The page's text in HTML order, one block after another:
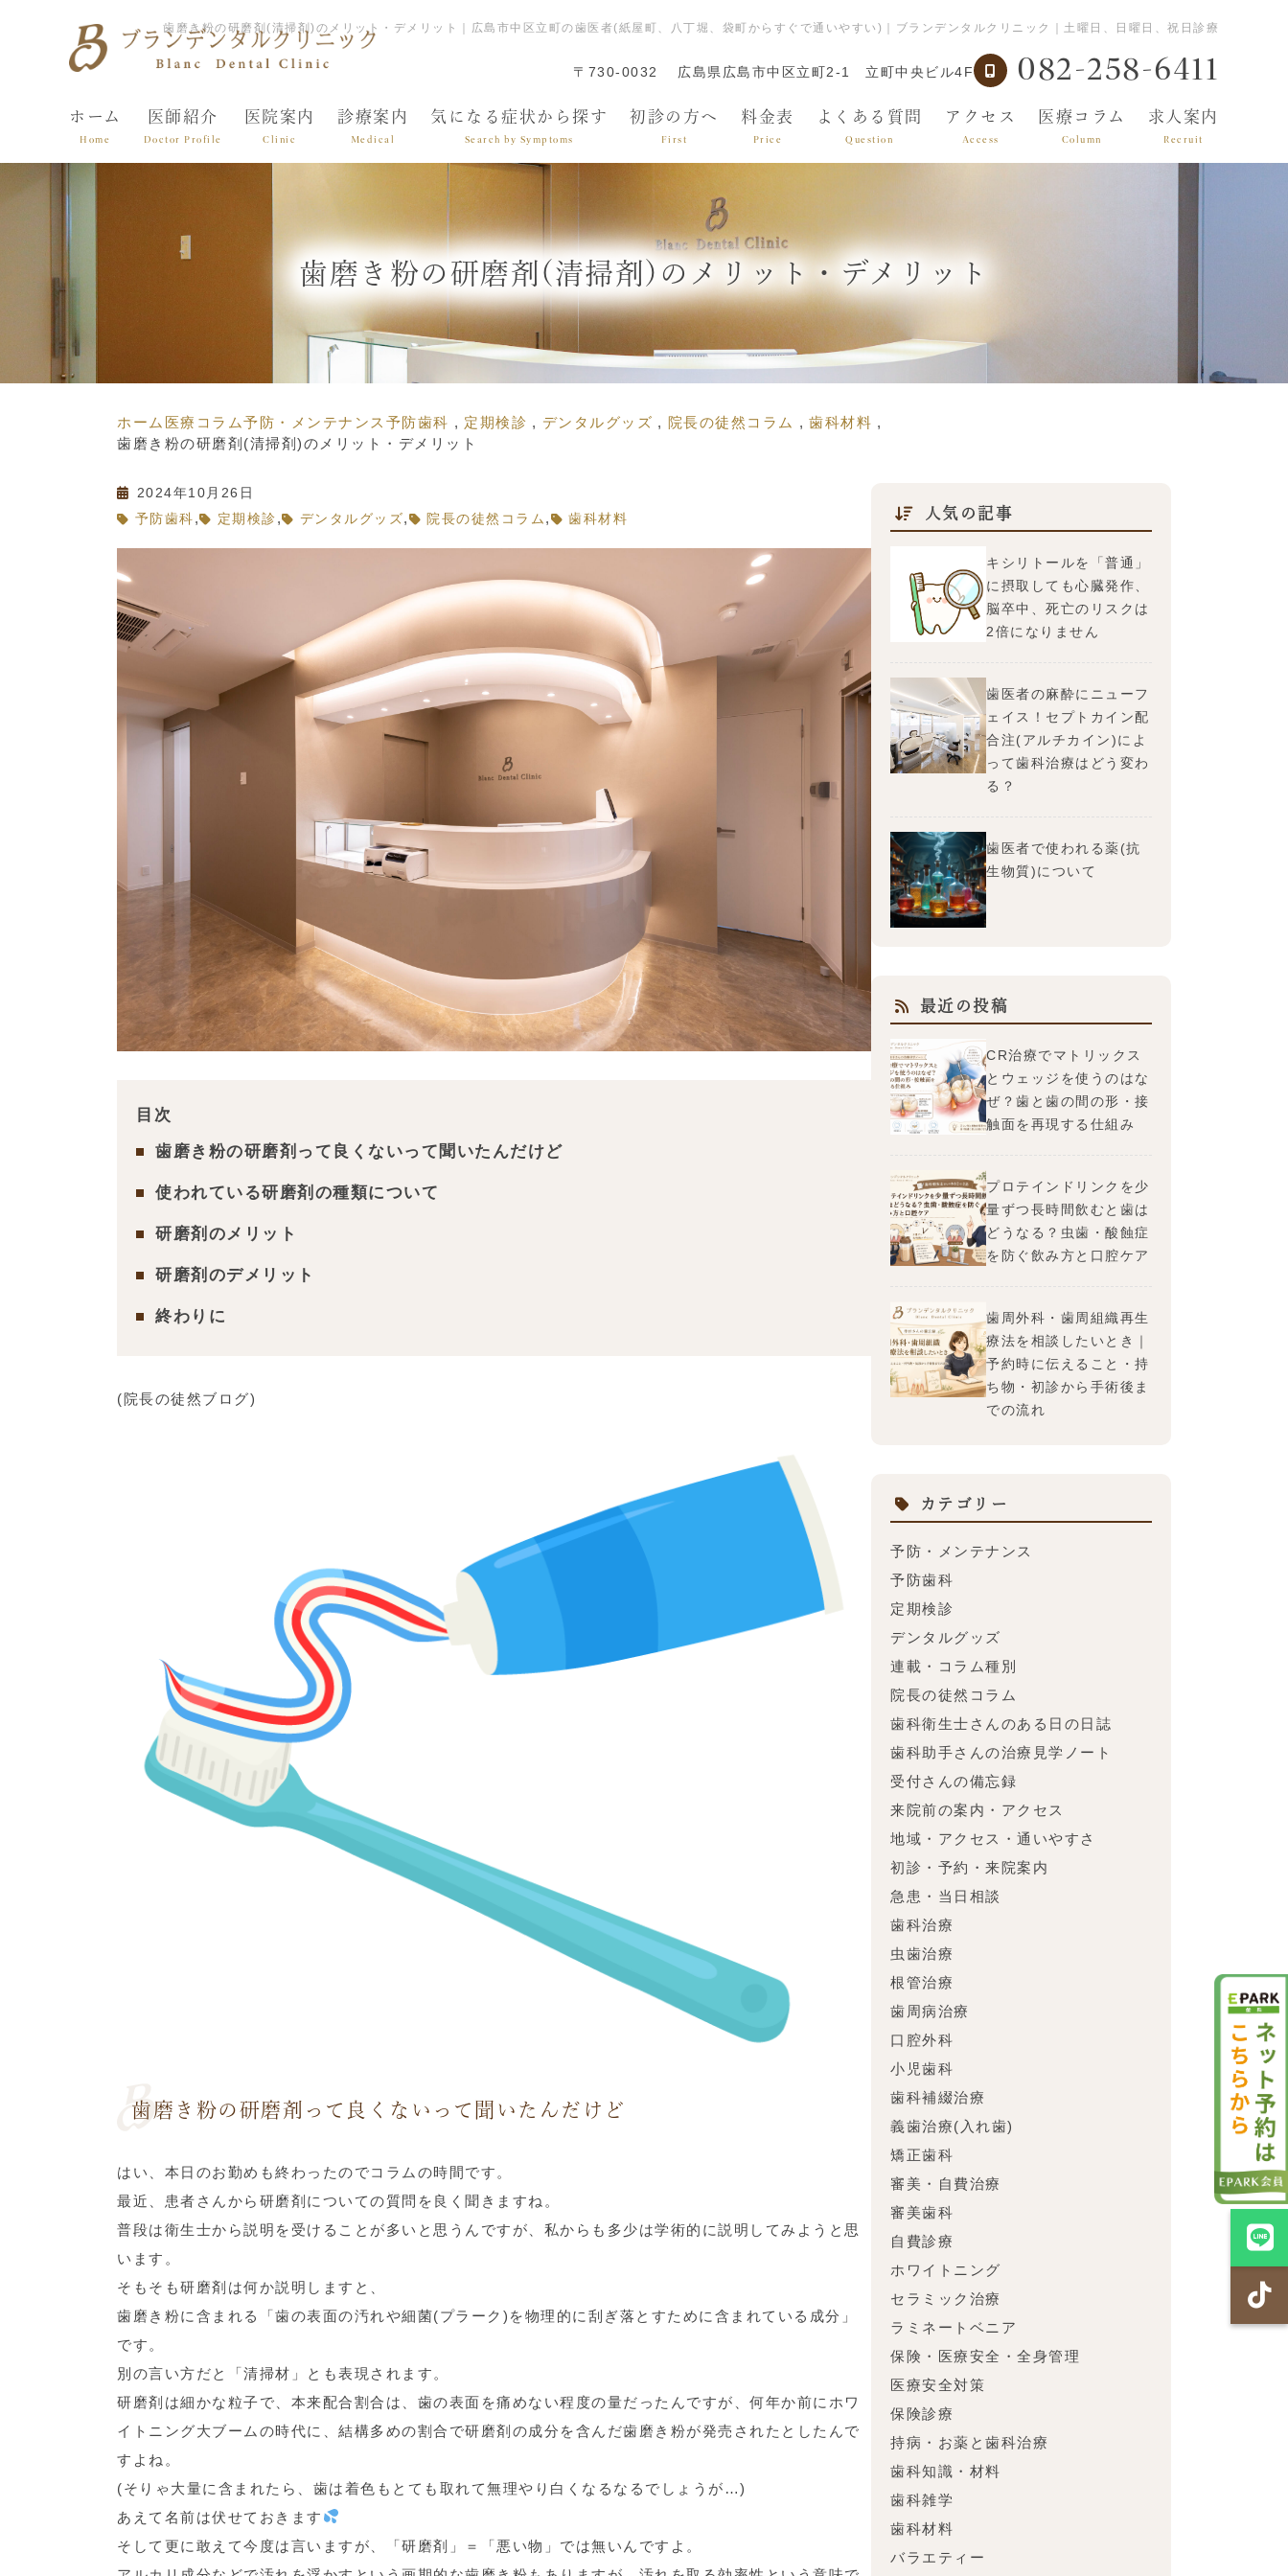
歯磨き粉の研磨剤(清掃剤)のメリット・デメリット｜広島市中区立町の歯医者(紙屋町、八丁堀、袋町からすぐで通いやすい)｜ブランデンタルクリニック｜土曜日、日曜日、祝日診療
〒730-0032 広島県広島市中区立町2-1 立町中央ビル4F 082-258-6411
ホーム
Home
医師紹介
Doctor Profile
医院案内
Clinic
診療案内
Medical
気になる症状から探す
Search by Symptoms
初診の方へ
First
料金表
Price
よくある質問
Question
アクセス
Access
医療コラム
Column
求人案内
Recruit
歯磨き粉の研磨剤(清掃剤)のメリット・デメリット
ホーム 医療コラム予防・メンテナンス 予防歯科 定期検診 デンタルグッズ 院長の徒然コラム
歯科材料
歯磨き粉の研磨剤(清掃剤)のメリット・デメリット
2024年10月26日
予防歯科 , 定期検診 , デンタルグッズ, 院長の徒然コラム , 歯科材料
目次
歯磨き粉の研磨剤って良くないって聞いたんだけど
使われている研磨剤の種類について
研磨剤のメリット
研磨剤のデメリット
終わりに
(院長の徒然ブログ)
歯磨き粉の研磨剤って良くないって聞いたんだけど
はい、本日のお勤めも終わったのでコラムの時間です。
最近、患者さんから研磨剤についての質問を良く聞きますね。
普段は衛生士から説明を受けることが多いと思うんですが、私からも多少は学術的に説明してみようと思
います。
そもそも研磨剤は何か説明しますと、
歯磨き粉に含まれる「歯の表面の汚れや細菌(プラーク)を物理的に刮ぎ落とすために含まれている成分」
です。
別の言い方だと「清掃材」とも表現されます。
研磨剤は細かな粒子で、本来配合割合は、歯の表面を痛めない程度の量だったんですが、何年か前にホワ
イトニング大ブームの時代に、結構多めの割合で研磨剤の成分を含んだ歯磨き粉が発売されたとしたんで
すよね。
(そりゃ大量に含まれたら、歯は着色もとても取れて無理やり白くなるなるでしょうが…)
あえて名前は伏せておきます
そして更に敢えて今度は言いますが、「研磨剤」＝「悪い物」では無いんですよ。
人気の記事
キシリトールを「普通」
に摂取しても心臓発作、
脳卒中、死亡のリスクは
2倍になりません
歯医者の麻酔にニューフ
ェイス！セプトカイン配
合注(アルチカイン)によ
って歯科治療はどう変わ
る？
歯医者で使われる薬(抗
生物質)について
最近の投稿
CR治療でマトリックス
とウェッジを使うのはな
ぜ？歯と歯の間の形・接
触面を再現する仕組み
プロテインドリンクを少
量ずつ長時間飲むと歯は
どうなる？虫歯・酸蝕症
を防ぐ飲み方と口腔ケア
歯周外科・歯周組織再生
療法を相談したいとき｜
予約時に伝えること・持
ち物・初診から手術後ま
での流れ
カテゴリー
予防・メンテナンス
予防歯科
定期検診
デンタルグッズ
連載・コラム種別
院長の徒然コラム
歯科衛生士さんのある日の日誌
歯科助手さんの治療見学ノート
受付さんの備忘録
来院前の案内・アクセス
地域・アクセス・通いやすさ
初診・予約・来院案内
急患・当日相談
歯科治療
虫歯治療
根管治療
歯周病治療
口腔外科
小児歯科
歯科補綴治療
義歯治療(入れ歯)
矯正歯科
審美・自費治療
審美歯科
自費診療
ホワイトニング
セラミック治療
ラミネートベニア
保険・医療安全・全身管理
医療安全対策
保険診療
持病・お薬と歯科治療
歯科知識・材料
歯科雑学
歯科材料
バラエティー